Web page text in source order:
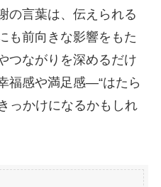
の言葉は、伝えられる
も前向きな影響をもた
つながりを深めるだけ
福感や満足感―“はたら
っかけになるかもしれ